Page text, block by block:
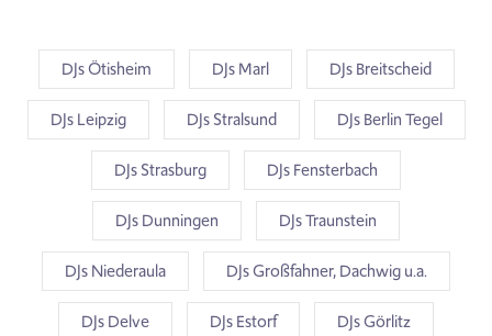
DJs Ötisheim DJs Marl DJs Breitscheid
DJs Leipzig DJs Stralsund DJs Berlin Tegel
DJs Strasburg DJs Fensterbach
DJs Dunningen DJs Traunstein
DJs Niederaula DJs Großfahner, Dachwig u.a.
DJs Delve DJs Estorf DJs Görlitz